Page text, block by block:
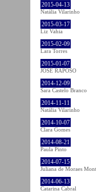
2015-04-13
Natália Vilarinho
2015-03-17
Liz Vahia
2015-02-09
Lara Torres
2015-01-07
JOSÉ RAPOSO
2014-12-09
Sara Castelo Branco
2014-11-11
Natália Vilarinho
2014-10-07
Clara Gomes
2014-08-21
Paula Pinto
2014-07-15
Juliana de Moraes
2014-06-13
Catarina Cabral